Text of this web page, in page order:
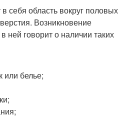
себя область вокруг половых
Возникновение
говорит о наличии таких
или белье;